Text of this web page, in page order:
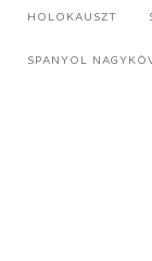
HOLOKAUSZT
SPANYOL